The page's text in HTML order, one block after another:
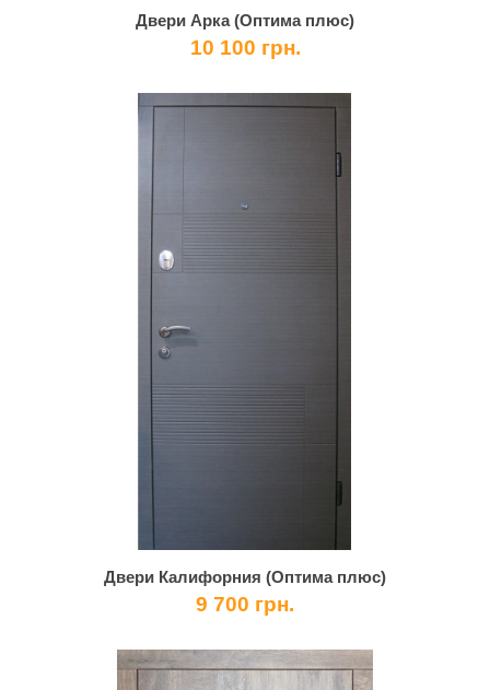
Двери Арка (Оптима плюс)
10 100 грн.
Двери Калифорния (Оптима плюс)
9 700 грн.